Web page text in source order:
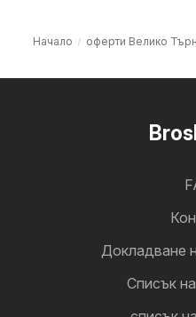
Начало оферти Велико
Докладване
Cписък